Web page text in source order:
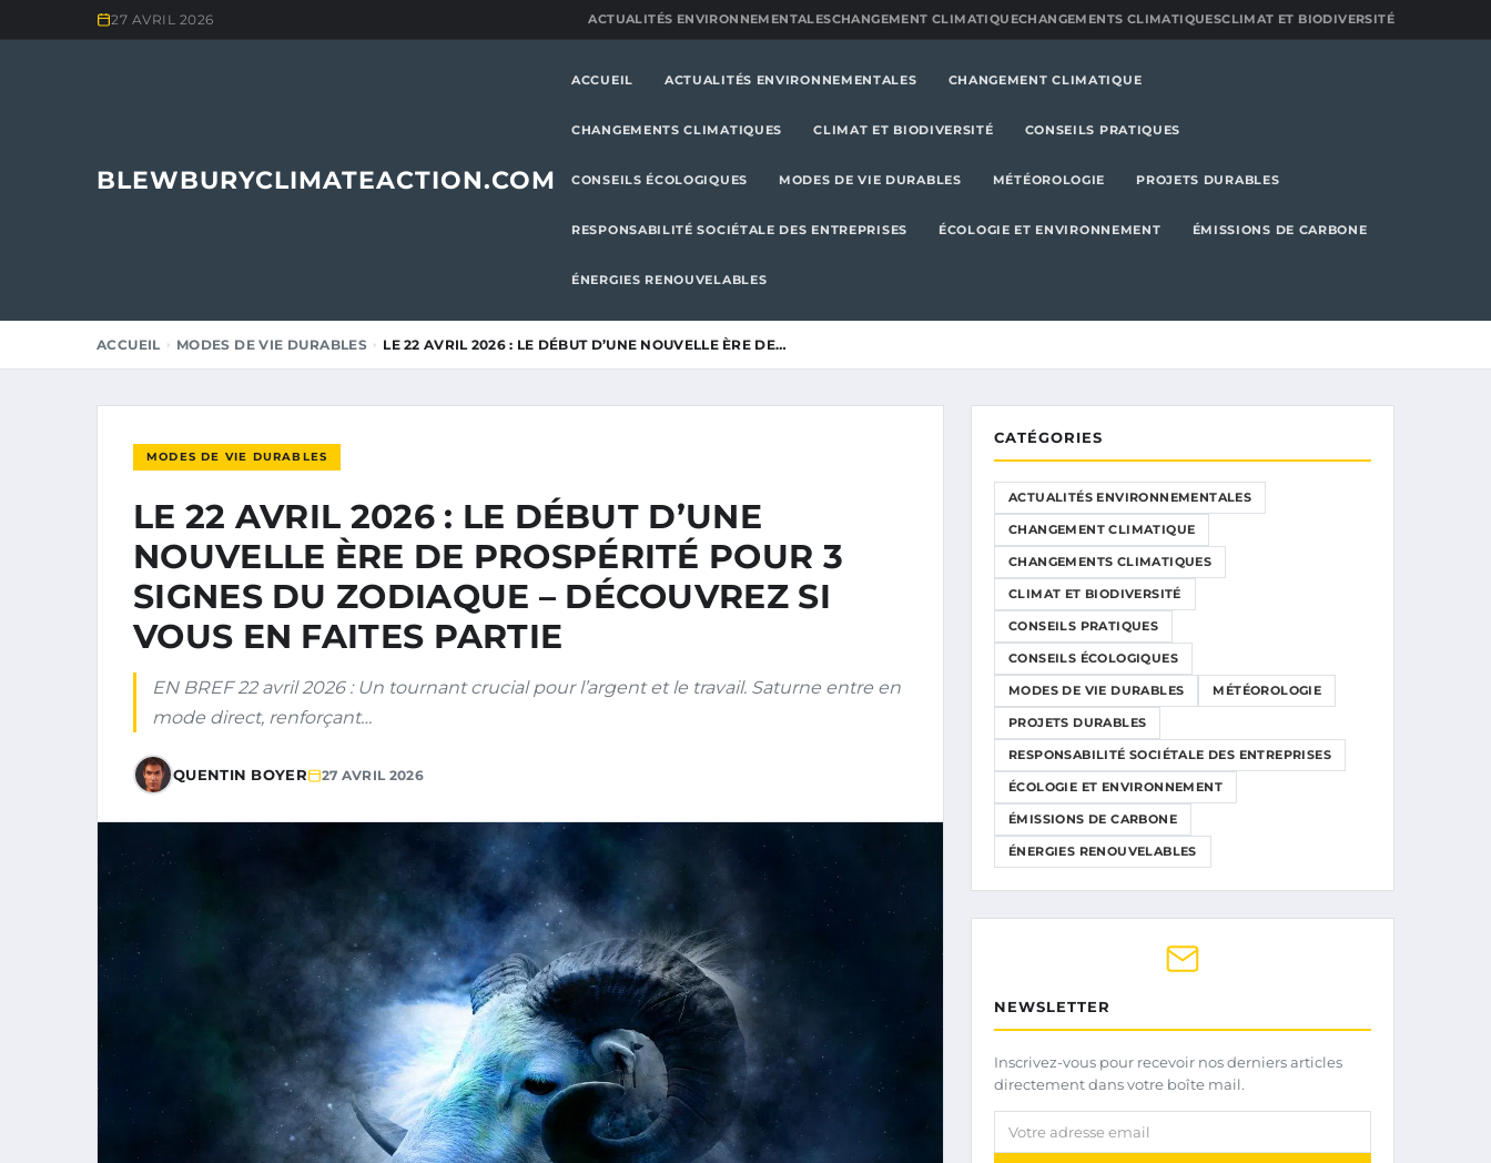
27 AVRIL 2026 ACTUALITÉS ENVIRONNEMENTALESCHANGEMENT CLIMATIQUECHANGEMENTS CLIMATIQUESCLIMAT ET BIODIVERSITÉ
BLEWBURYCLIMATEACTION.COM
ACCUEIL ACTUALITÉS ENVIRONNEMENTALES CHANGEMENT CLIMATIQUE
CHANGEMENTS CLIMATIQUES CLIMAT ET BIODIVERSITÉ CONSEILS PRATIQUES
CONSEILS ÉCOLOGIQUES MODES DE VIE DURABLES MÉTÉOROLOGIE PROJETS DURABLES
RESPONSABILITÉ SOCIÉTALE DES ENTREPRISES ÉCOLOGIE ET ENVIRONNEMENT ÉMISSIONS DE CARBONE
ÉNERGIES RENOUVELABLES
ACCUEIL MODES DE VIE DURABLES LE 22 AVRIL 2026 : LE DÉBUT D’UNE NOUVELLE ÈRE DE…
MODES DE VIE DURABLES
LE 22 AVRIL 2026 : LE DÉBUT D’UNE
NOUVELLE ÈRE DE PROSPÉRITÉ POUR 3
SIGNES DU ZODIAQUE – DÉCOUVREZ SI
VOUS EN FAITES PARTIE
EN BREF 22 avril 2026 : Un tournant crucial pour l’argent et le travail. Saturne entre en
mode direct, renforçant…
QUENTIN BOYER 27 AVRIL 2026
CATÉGORIES
ACTUALITÉS ENVIRONNEMENTALES
CHANGEMENT CLIMATIQUE
CHANGEMENTS CLIMATIQUES
CLIMAT ET BIODIVERSITÉ
CONSEILS PRATIQUES
CONSEILS ÉCOLOGIQUES
MODES DE VIE DURABLES MÉTÉOROLOGIE
PROJETS DURABLES
RESPONSABILITÉ SOCIÉTALE DES ENTREPRISES
ÉCOLOGIE ET ENVIRONNEMENT
ÉMISSIONS DE CARBONE
ÉNERGIES RENOUVELABLES
NEWSLETTER
Inscrivez-vous pour recevoir nos derniers articles
directement dans votre boîte mail.
Votre adresse email